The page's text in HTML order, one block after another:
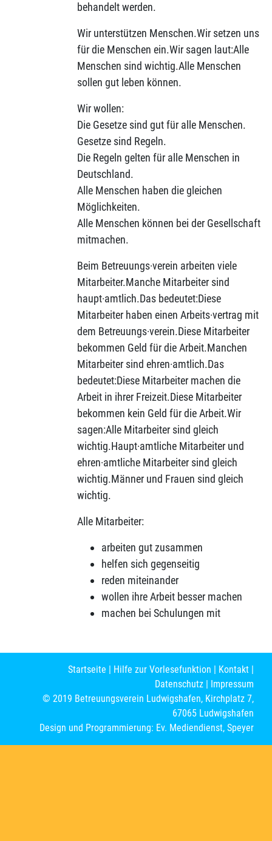
behandelt werden.
Wir unterstützen Menschen.Wir setzen uns
für die Menschen ein.Wir sagen laut:Alle
Menschen sind wichtig.Alle Menschen
sollen gut leben können.
Wir wollen:
Die Gesetze sind gut für alle Menschen.
Gesetze sind Regeln.
Die Regeln gelten für alle Menschen in
Deutschland.
Alle Menschen haben die gleichen
Möglichkeiten.
Alle Menschen können bei der Gesellschaft
mitmachen.
Beim Betreuungs·verein arbeiten viele
Mitarbeiter.Manche Mitarbeiter sind
haupt·amtlich.Das bedeutet:Diese
Mitarbeiter haben einen Arbeits·vertrag mit
dem Betreuungs·verein.Diese Mitarbeiter
bekommen Geld für die Arbeit.Manchen
Mitarbeiter sind ehren·amtlich.Das
bedeutet:Diese Mitarbeiter machen die
Arbeit in ihrer Freizeit.Diese Mitarbeiter
bekommen kein Geld für die Arbeit.Wir
sagen:Alle Mitarbeiter sind gleich
wichtig.Haupt·amtliche Mitarbeiter und
ehren·amtliche Mitarbeiter sind gleich
wichtig.Männer und Frauen sind gleich
wichtig.
Alle Mitarbeiter:
arbeiten gut zusammen
helfen sich gegenseitig
reden miteinander
wollen ihre Arbeit besser machen
machen bei Schulungen mit
Startseite | Hilfe zur Vorlesefunktion | Kontakt |
Datenschutz | Impressum
© 2019 Betreuungsverein Ludwigshafen, Kirchplatz 7,
67065 Ludwigshafen
Design und Programmierung: Ev. Mediendienst, Speyer